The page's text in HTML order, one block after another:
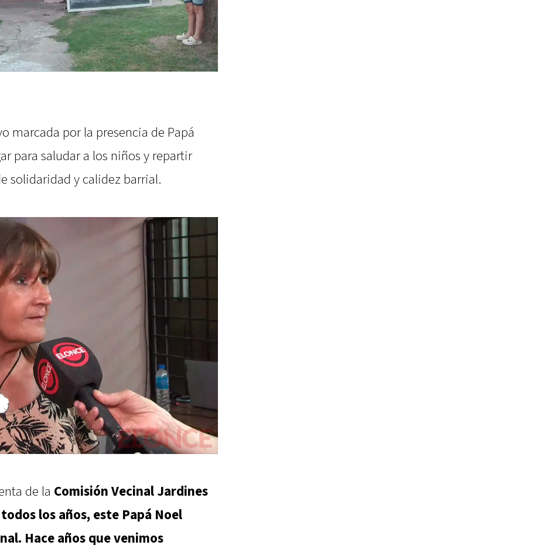
marcada por la presencia de Papá
para saludar a los niños y repartir
solidaridad y calidez barrial.
de la Comisión Vecinal Jardines
los años, este Papá Noel
Hace años que venimos